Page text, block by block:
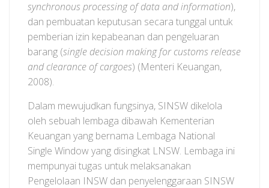
synchronous processing of data and information),
dan pembuatan keputusan secara tunggal untuk
pemberian izin kepabeanan dan pengeluaran
barang (single decision making for customs release
and clearance of cargoes) (Menteri Keuangan,
2008).
Dalam mewujudkan fungsinya, SINSW dikelola
oleh sebuah lembaga dibawah Kementerian
Keuangan yang bernama Lembaga National
Single Window yang disingkat LNSW. Lembaga ini
mempunyai tugas untuk melaksanakan
Pengelolaan INSW dan penyelenggaraan SINSW